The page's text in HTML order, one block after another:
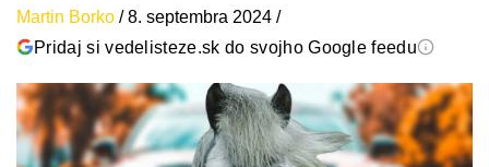
Martin Borko /8. septembra 2024 /
Pridaj si vedelisteze.sk do svojho Google feedu